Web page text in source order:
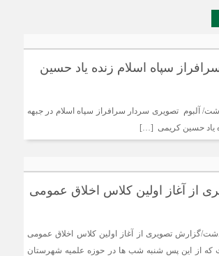
سپاه اسلام زنده یاد حسین
آلبوم تصویری سردار سرافراز سپاه اسلام در جبهه
یاد حسین کریمی […]
از آغاز اولین کلاس اخلاق عمومی
گزارش تصویری از آغاز اولین کلاس اخلاق عمومی
از این پس شنبه شب ها در حوزه علمیه شهرستان